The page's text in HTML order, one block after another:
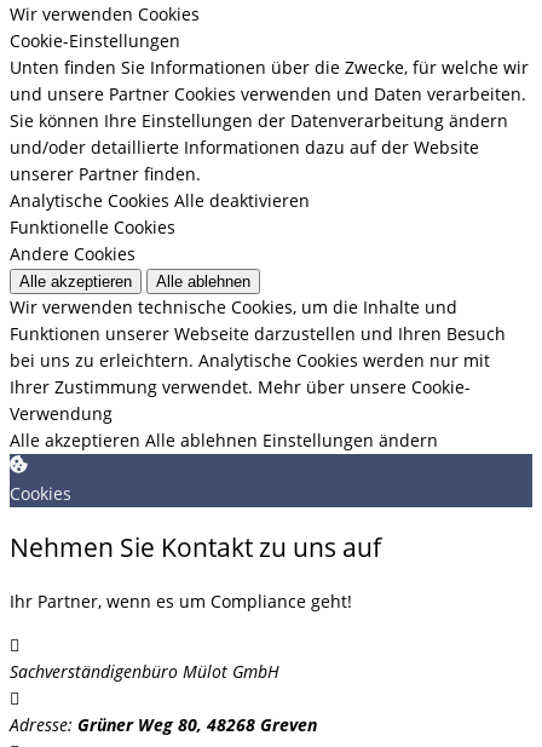
Wir verwenden Cookies
Cookie-Einstellungen
Unten finden Sie Informationen über die Zwecke, für welche wir
und unsere Partner Cookies verwenden und Daten verarbeiten.
Sie können Ihre Einstellungen der Datenverarbeitung ändern
und/oder detaillierte Informationen dazu auf der Website
unserer Partner finden.
Analytische Cookies Alle deaktivieren
Funktionelle Cookies
Andere Cookies
Alle akzeptieren Alle ablehnen
Wir verwenden technische Cookies, um die Inhalte und
Funktionen unserer Webseite darzustellen und Ihren Besuch
bei uns zu erleichtern. Analytische Cookies werden nur mit
Ihrer Zustimmung verwendet. Mehr über unsere Cookie-
Verwendung
Alle akzeptieren Alle ablehnen Einstellungen ändern
Cookies
Nehmen Sie Kontakt zu uns auf
Ihr Partner, wenn es um Compliance geht!
Sachverständigenbüro Mülot GmbH
Adresse: Grüner Weg 80, 48268 Greven